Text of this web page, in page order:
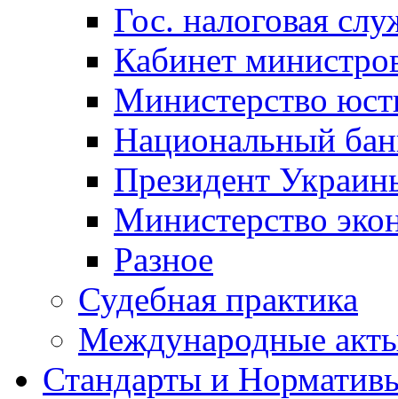
Гос. налоговая
Кабинет
Министерство
Национальный
Президент
Министерство
Разное
Судебная практика
Международные
Стандарты и